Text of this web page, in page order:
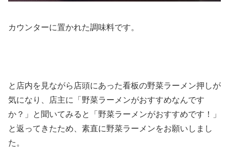
カウンターに置かれた調味料です。
と店内を見ながら店頭にあった看板の野菜ラーメン押しが
気になり、店主に「野菜ラーメンがおすすめなんです
か？」と聞いてみると「野菜ラーメンがおすすめです！」
と返ってきたため、素直に野菜ラーメンをお願いしまし
た。